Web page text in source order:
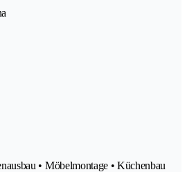
• Möbelmontage • Küchenbau